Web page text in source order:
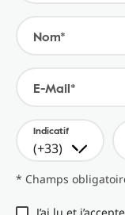
Nom*
E-Mail*
Indicatif
(+33)
* Champs